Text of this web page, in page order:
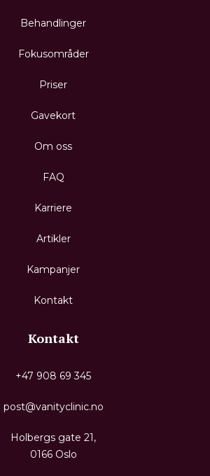
Behandlinger
Fokusområder
Priser
Gavekort
Om oss
FAQ
Karriere
Artikler
Kampanjer
Kontakt
Kontakt
+47 908 69 345
post@vanityclinic.no
Holbergs gate 21,
0166 Oslo